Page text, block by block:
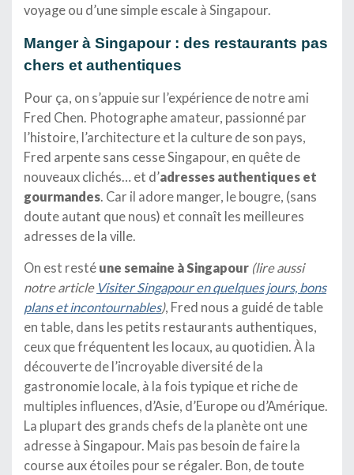
voyage ou d’une simple escale à Singapour.
Manger à Singapour : des restaurants pas
chers et authentiques
Pour ça, on s’appuie sur l’expérience de notre ami
Fred Chen. Photographe amateur, passionné par
l’histoire, l’architecture et la culture de son pays,
Fred arpente sans cesse Singapour, en quête de
nouveaux clichés… et d’adresses authentiques et
gourmandes. Car il adore manger, le bougre, (sans
doute autant que nous) et connaît les meilleures
adresses de la ville.
On est resté une semaine à Singapour (lire aussi
notre article Visiter Singapour en quelques jours, bons
plans et incontournables), Fred nous a guidé de table
en table, dans les petits restaurants authentiques,
ceux que fréquentent les locaux, au quotidien. À la
découverte de l’incroyable diversité de la
gastronomie locale, à la fois typique et riche de
multiples influences, d’Asie, d’Europe ou d’Amérique.
La plupart des grands chefs de la planète ont une
adresse à Singapour. Mais pas besoin de faire la
course aux étoiles pour se régaler. Bon, de toute